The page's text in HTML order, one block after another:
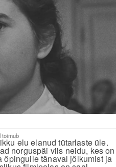
toimub
elu elanud tütarlaste üle.
norguspäi viis neidu, kes on
õpinguile tänaval jõlkumist ja